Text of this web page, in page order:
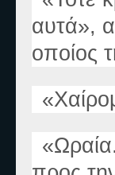
αυτά»,
οποίος
«
«